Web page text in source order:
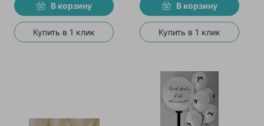
В корзину
Купить в 1 клик
В корзину
Купить в 1 клик